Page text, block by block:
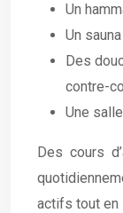
Un
Un
Des
contre-
Une
Des cours
actifs tout en